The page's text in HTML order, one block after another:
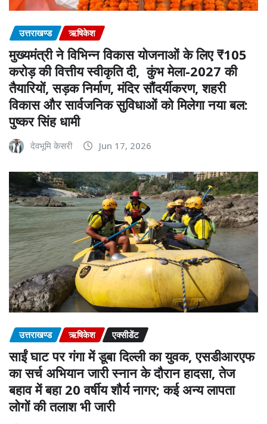
उत्तराखण्ड ऋषिकेश
मुख्यमंत्री ने विभिन्न विकास योजनाओं के लिए ₹105
करोड़ की वित्तीय स्वीकृति दी, कुंभ मेला-2027 की
तैयारियों, सड़क निर्माण, मंदिर सौंदर्यीकरण, शहरी
विकास और सार्वजनिक सुविधाओं को मिलेगा नया बल:
पुष्कर सिंह धामी
देवभूमि केसरी Jun 17, 2026
उत्तराखण्ड ऋषिकेश एक्सीडेंट
साईं घाट पर गंगा में डूबा दिल्ली का युवक, एसडीआरएफ
का सर्च अभियान जारी स्नान के दौरान हादसा, तेज
बहाव में बहा 20 वर्षीय शौर्य नागर; कई अन्य लापता
लोगों की तलाश भी जारी